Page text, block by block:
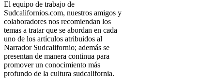
El equipo de trabajo de
Sudcalifornios.com, nuestros amigos y
colaboradores nos recomiendan los
temas a tratar que se abordan en cada
uno de los artículos atribuidos al
Narrador Sudcalifornio; además se
presentan de manera continua para
promover un conocimiento más
profundo de la cultura sudcalifornia.